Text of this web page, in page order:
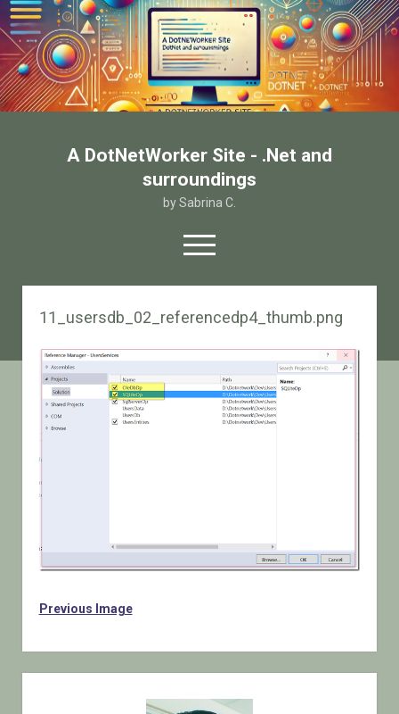
A DotNetWorker Site - .Net and
surroundings
by Sabrina C.
open
menu
twitterfacebook
email-form
Contatto
11_usersdb_02_referencedp4_thumb.png
Previous Image